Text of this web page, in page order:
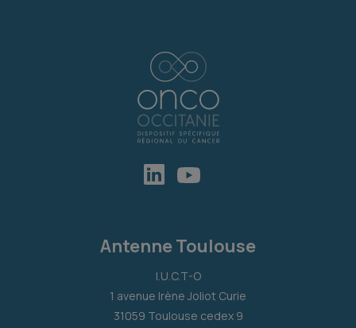
Antenne Toulouse
I.U.C.T-O
1 avenue Irène Joliot Curie
31059 Toulouse cedex 9